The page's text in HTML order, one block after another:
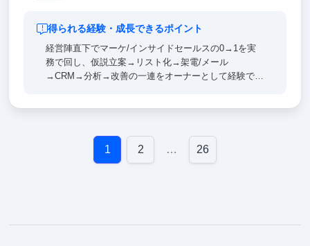
得られる経験・成長できるポイント
経営陣直下でマーケ/インサイドセールスの0→1を実
務で回し、仮説立案→リスト化→架電/メール
→CRM→分析→改善の一連をオーナーとして経験でき
ロダクトマーケの基礎を実装でき、将来のキャリアで
再現性高く成果を出せる力につながります。
1 2 … 26